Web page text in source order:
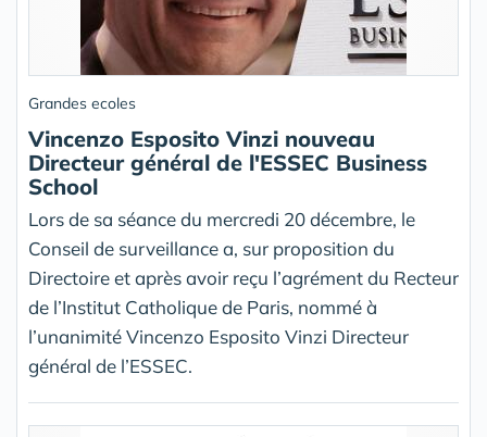
Grandes ecoles
Vincenzo Esposito Vinzi nouveau
Directeur général de l'ESSEC Business
School
Lors de sa séance du mercredi 20 décembre, le
Conseil de surveillance a, sur proposition du
Directoire et après avoir reçu l’agrément du Recteur
de l’Institut Catholique de Paris, nommé à
l’unanimité Vincenzo Esposito Vinzi Directeur
général de l’ESSEC.